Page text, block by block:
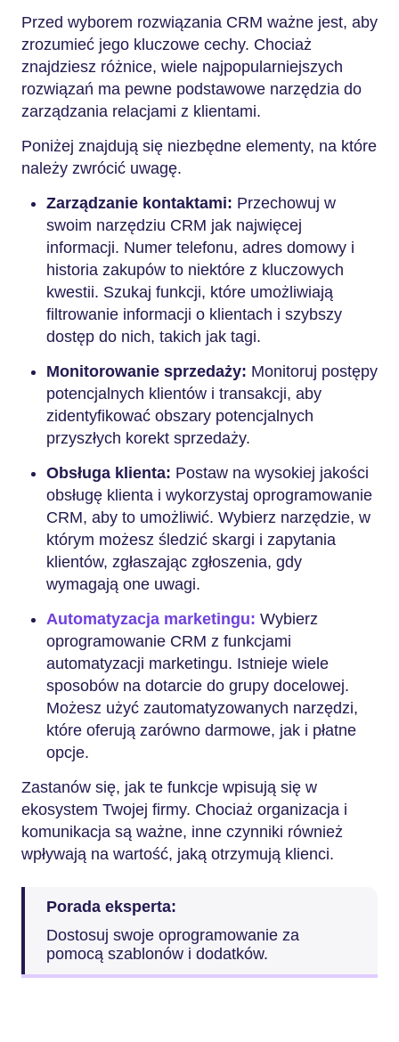
Przed wyborem rozwiązania CRM ważne jest, aby
zrozumieć jego kluczowe cechy. Chociaż
znajdziesz różnice, wiele najpopularniejszych
rozwiązań ma pewne podstawowe narzędzia do
zarządzania relacjami z klientami.
Poniżej znajdują się niezbędne elementy, na które
należy zwrócić uwagę.
Zarządzanie kontaktami: Przechowuj w
swoim narzędziu CRM jak najwięcej
informacji. Numer telefonu, adres domowy i
historia zakupów to niektóre z kluczowych
kwestii. Szukaj funkcji, które umożliwiają
filtrowanie informacji o klientach i szybszy
dostęp do nich, takich jak tagi.
Monitorowanie sprzedaży: Monitoruj postępy
potencjalnych klientów i transakcji, aby
zidentyfikować obszary potencjalnych
przyszłych korekt sprzedaży.
Obsługa klienta: Postaw na wysokiej jakości
obsługę klienta i wykorzystaj oprogramowanie
CRM, aby to umożliwić. Wybierz narzędzie, w
którym możesz śledzić skargi i zapytania
klientów, zgłaszając zgłoszenia, gdy
wymagają one uwagi.
Automatyzacja marketingu: Wybierz
oprogramowanie CRM z funkcjami
automatyzacji marketingu. Istnieje wiele
sposobów na dotarcie do grupy docelowej.
Możesz użyć zautomatyzowanych narzędzi,
które oferują zarówno darmowe, jak i płatne
opcje.
Zastanów się, jak te funkcje wpisują się w
ekosystem Twojej firmy. Chociaż organizacja i
komunikacja są ważne, inne czynniki również
wpływają na wartość, jaką otrzymują klienci.
Porada eksperta:
Dostosuj swoje oprogramowanie za
pomocą szablonów i dodatków.